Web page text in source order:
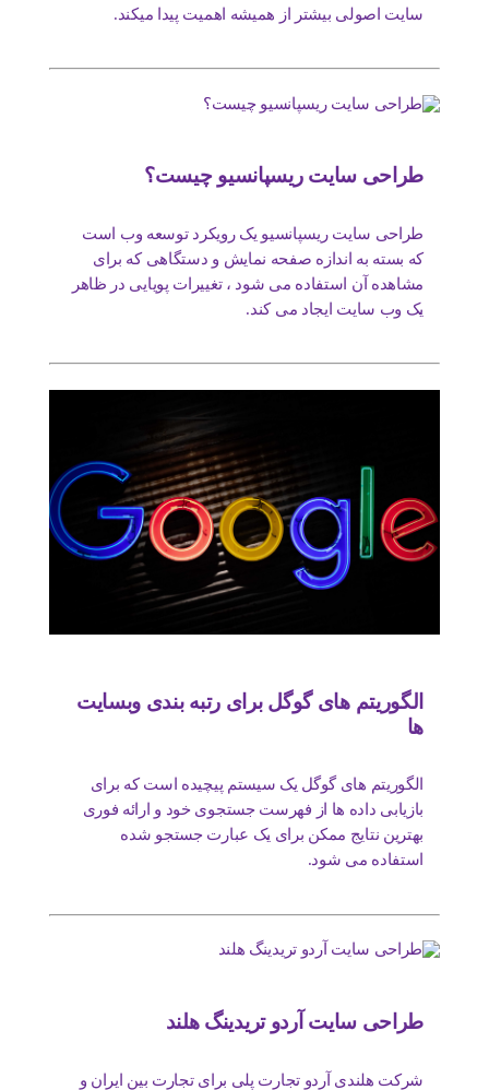
سایت اصولی بیشتر از همیشه اهمیت پیدا میکند.
طراحی سایت ریسپانسیو چیست؟
طراحی سایت ریسپانسیو یک رویکرد توسعه وب است
که بسته به اندازه صفحه نمایش و دستگاهی که برای
مشاهده آن استفاده می شود ، تغییرات پویایی در ظاهر
یک وب سایت ایجاد می کند.
الگوریتم های گوگل برای رتبه بندی وبسایت
ها
الگوریتم های گوگل یک سیستم پیچیده است که برای
بازیابی داده ها از فهرست جستجوی خود و ارائه فوری
بهترین نتایج ممکن برای یک عبارت جستجو شده
استفاده می شود.
طراحی سایت آردو تریدینگ هلند
شرکت هلندی آردو تجارت پلی برای تجارت بین ایران و